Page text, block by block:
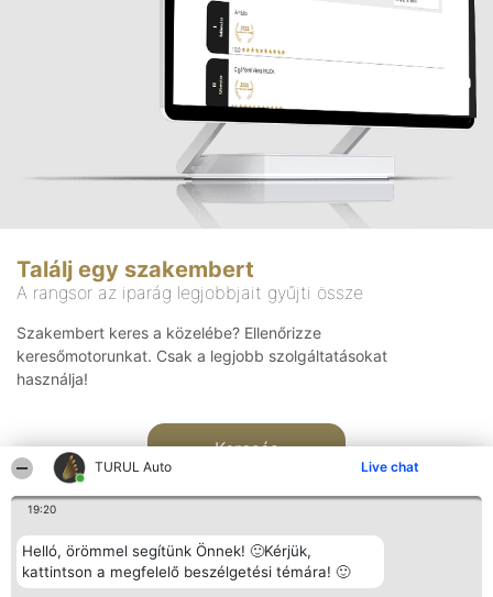
TURUL Auto Live chat
19:20
Helló, örömmel segítünk Önnek! 🙂Kérjük,
kattintson a megfelelő beszélgetési témára! 🙂
Találj egy szakembert
A rangsor az iparág legjobbjait gyűjti össze
Szakembert keres a közelébe? Ellenőrizze
keresőmotorunkat. Csak a legjobb szolgáltatásokat
használja!
Keresés